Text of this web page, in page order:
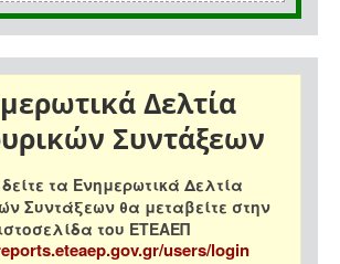
Δελτία
Συντάξεων
τα Ενημερωτικά Δελτία
Συντάξεων θα μεταβείτε στην
του ΕΤΕΑΕΠ
users/login